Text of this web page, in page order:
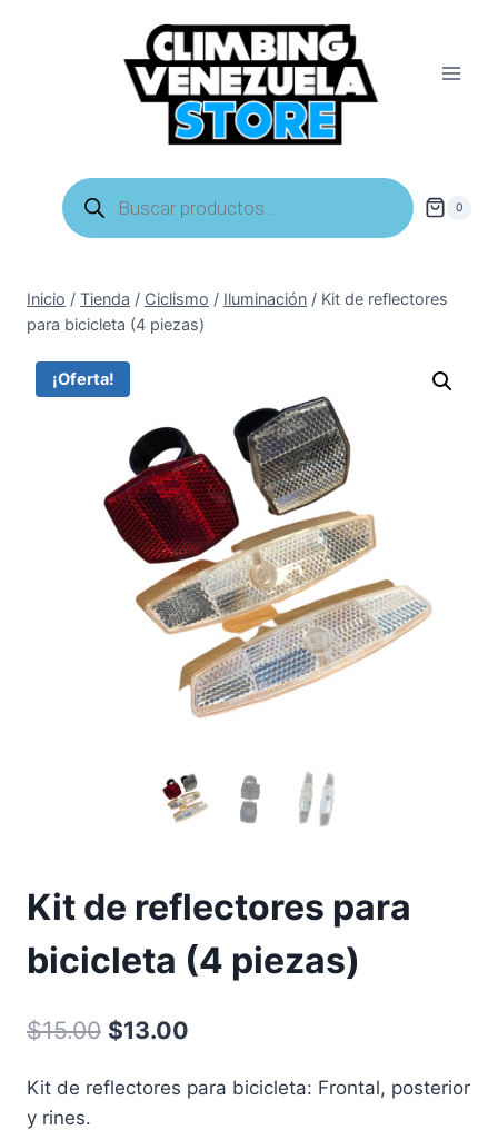
Búsqueda
de
productos
0
Inicio / Tienda / Ciclismo / Iluminación / Kit de reflectores
para bicicleta (4 piezas)
¡Oferta!
Kit de reflectores para
bicicleta (4 piezas)
$15.00 Original
was:
$13.00
is:
Kit de reflectores para bicicleta: Frontal, posterior
y rines.